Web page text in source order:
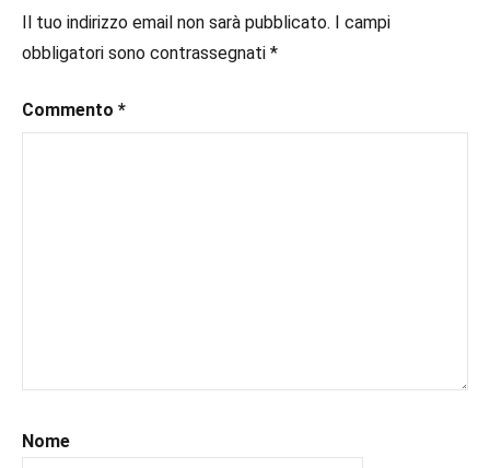
#ebook
#instalibri,
#italianblogger
#romance
#romantic,
Il tuo indirizzo email non sarà pubblicato. I campi
obbligatori sono contrassegnati *
Commento *
Nome